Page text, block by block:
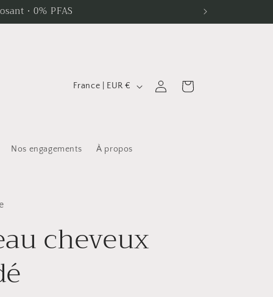
· 0% PFAS
Nos engagements À propos
P
s
i
France | EUR € Connexion Panier
cheveux